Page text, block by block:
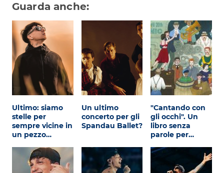
Guarda anche:
Ultimo: siamo
stelle per
sempre vicine in
un pezzo…
Un ultimo
concerto per gli
Spandau Ballet?
"Cantando con
gli occhi". Un
libro senza
parole per…